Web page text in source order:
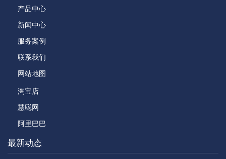
产品中心
新闻中心
服务案例
联系我们
网站地图
淘宝店
慧聪网
阿里巴巴
最新动态